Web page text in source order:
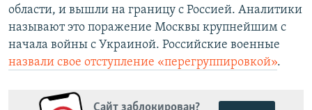
области, и вышли на границу с Россией. Аналитики
называют это поражение Москвы крупнейшим с
начала войны с Украиной. Российские военные
назвали свое отступление «перегруппировкой».